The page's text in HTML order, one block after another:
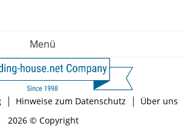
Menü
| Hinweise zum Datenschutz | Über uns
2026 © Copyright